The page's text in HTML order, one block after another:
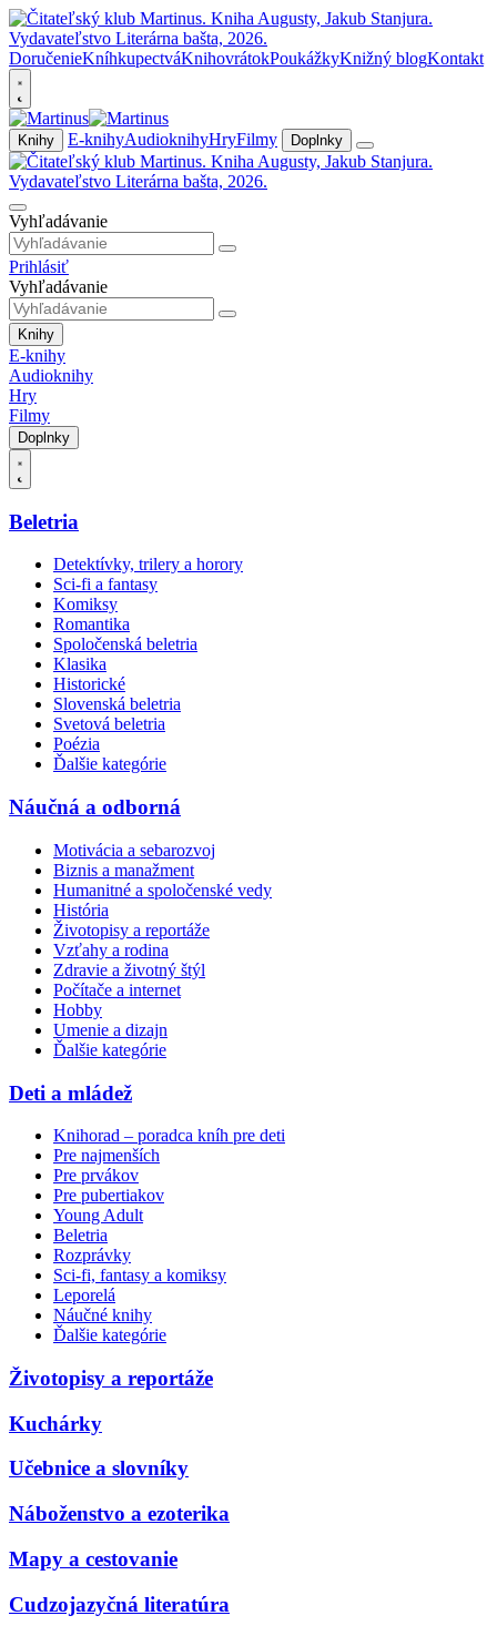
DoručenieKníhkupectváKnihovrátokPoukážkyKnižný blogKontakt
Knihy E-knihyAudioknihyHryFilmy Doplnky
Vyhľadávanie
Prihlásiť
Vyhľadávanie
Knihy
E-knihy
Audioknihy
Hry
Filmy
Doplnky
Beletria
Detektívky, trilery a horory
Sci-fi a fantasy
Komiksy
Romantika
Spoločenská beletria
Klasika
Historické
Slovenská beletria
Svetová beletria
Poézia
Ďalšie kategórie
Náučná a odborná
Motivácia a sebarozvoj
Biznis a manažment
Humanitné a spoločenské vedy
História
Životopisy a reportáže
Vzťahy a rodina
Zdravie a životný štýl
Počítače a internet
Hobby
Umenie a dizajn
Ďalšie kategórie
Deti a mládež
Knihorad – poradca kníh pre deti
Pre najmenších
Pre prvákov
Pre pubertiakov
Young Adult
Beletria
Rozprávky
Sci-fi, fantasy a komiksy
Leporelá
Náučné knihy
Ďalšie kategórie
Životopisy a reportáže
Kuchárky
Učebnice a slovníky
Náboženstvo a ezoterika
Mapy a cestovanie
Cudzojazyčná literatúra